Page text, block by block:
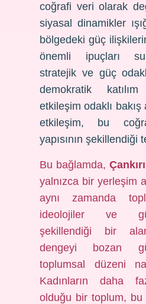
coğrafi veri olarak
siyasal dinamikler
bölgedeki güç
önemli ipuçları
stratejik ve güç
demokratik
etkileşim odaklı bakış
etkileşim, bu
yapısının şekillendiği
Bu bağlamda,
yalnızca bir yerleşim
aynı zamanda
ideolojiler ve
şekillendiği bir
dengeyi bozan
toplumsal düzeni
Kadınların daha
olduğu bir toplum,